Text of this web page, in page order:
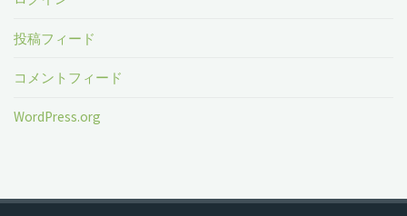
投稿フィード
コメントフィード
WordPress.org